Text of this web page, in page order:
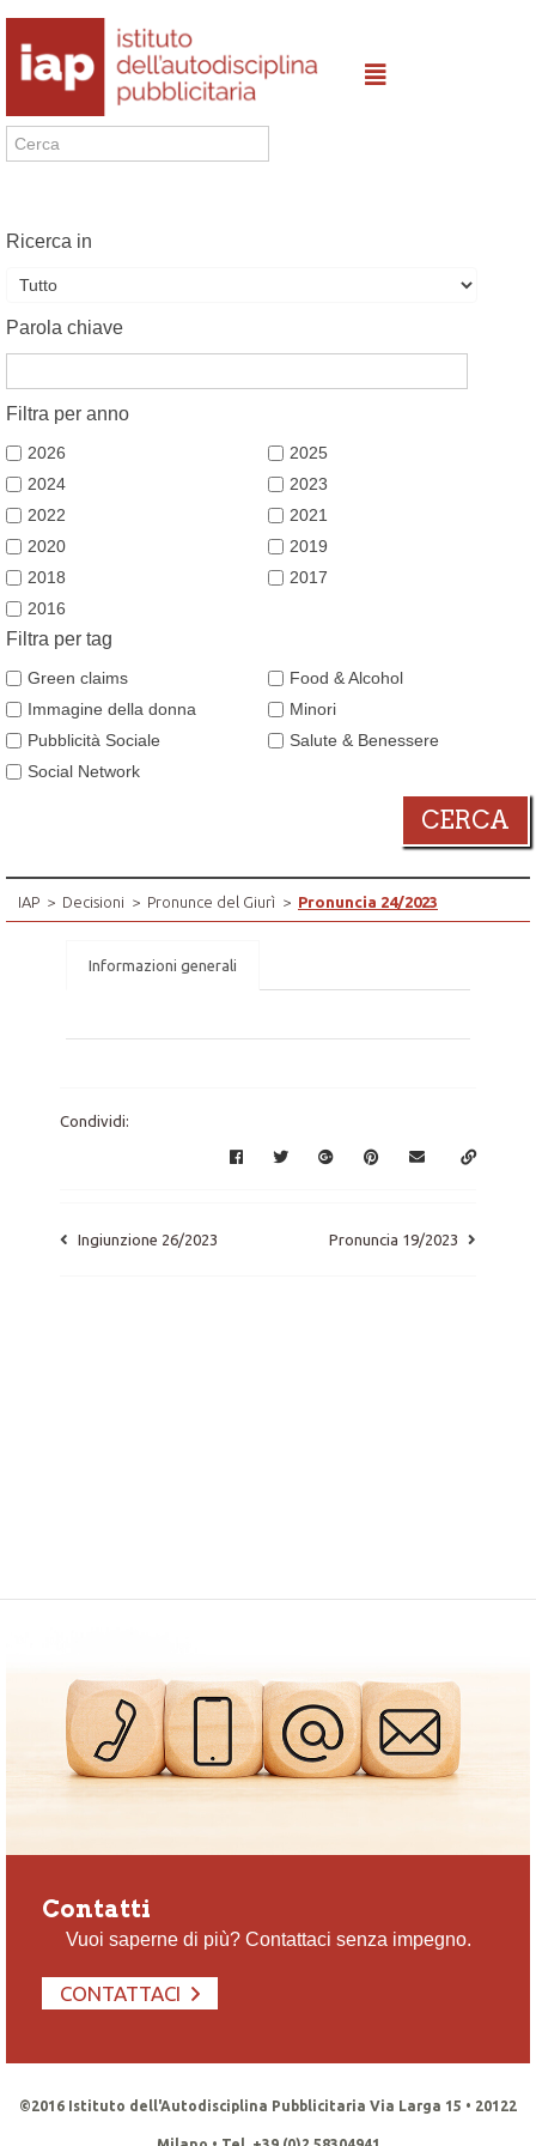
Ricerca in
Parola chiave
Filtra per anno
2026
2025
2024
2023
2022
2021
2020
2019
2018
2017
2016
Filtra per tag
Green claims
Food & Alcohol
Immagine della donna
Minori
Pubblicità Sociale
Salute & Benessere
Social Network
CERCA
IAP > Decisioni > Pronunce del Giurì > Pronuncia 24/2023
Informazioni generali
Condividi:
Ingiunzione 26/2023 Pronuncia 19/2023
Contatti
Vuoi saperne di più? Contattaci senza impegno.
CONTATTACI
©2016 Istituto dell'Autodisciplina Pubblicitaria Via Larga 15 • 20122